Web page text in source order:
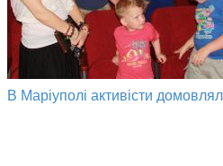
В Маріуполі активісти